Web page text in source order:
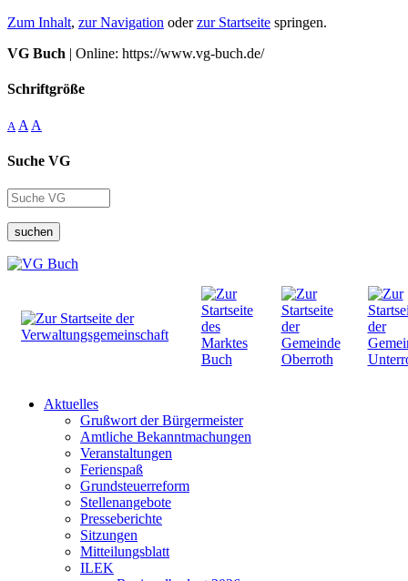
Zum Inhalt, zur Navigation oderzur Startseite springen.
VG Buch | Online: https://www.vg-buch.de/
Schriftgröße
A A A
Suche VG
suchen
Aktuelles
Grußwort der Bürgermeister
Amtliche Bekanntmachungen
Veranstaltungen
Ferienspaß
Grundsteuerreform
Stellenangebote
Presseberichte
Sitzungen
Mitteilungsblatt
ILEK